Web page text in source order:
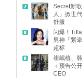
Secret新
人」掀世
舒服
闪爆！
男神「紧
超标
崔岷植、
＋预告公
CEO